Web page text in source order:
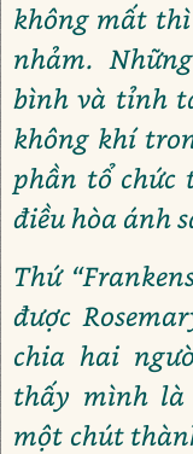
không mất
nhảm.
bình và tỉnh
không khí
phần tổ chức
điều hòa ánh
Thứ
được
chia hai
thấy mình
một chút